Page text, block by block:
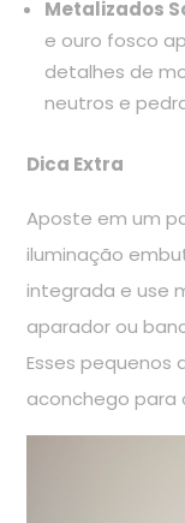
Metalizados
e ouro fosco
detalhes de
neutros e
Dica Extra
Aposte em um
iluminação
integrada e use
aparador ou
Esses pequenos
aconchego para